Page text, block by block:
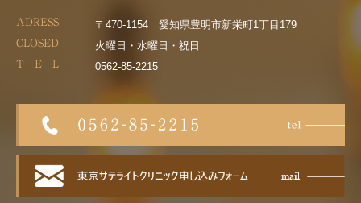
ADRESS 〒470-1154 愛知県豊明市新栄町1丁目179
CLOSED 火曜日・水曜日・祝日
T E L 0562-85-2215